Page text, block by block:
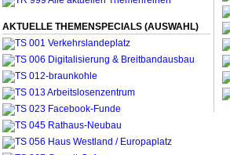
AKTUELLE THEMENSPECIALS (AUSWAHL)